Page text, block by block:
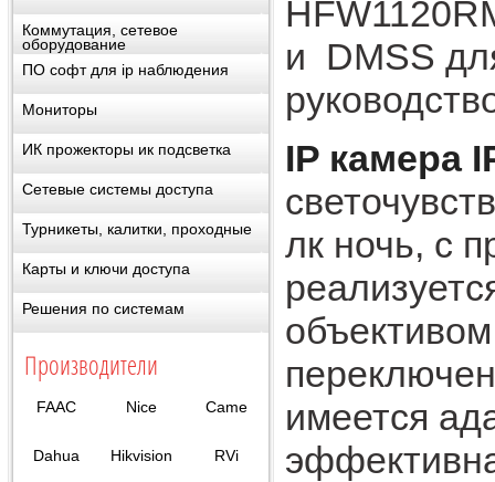
Коммутация, сетевое
оборудование
ПО софт для ip наблюдения
Мониторы
ИК прожекторы ик подсветка
Сетевые системы доступа
Турникеты, калитки, проходные
Карты и ключи доступа
Решения по системам
Производители
FAAC Nice Came
Dahua Hikvision RVi
и DMSS
IP камера
лк ночь, с
имеется